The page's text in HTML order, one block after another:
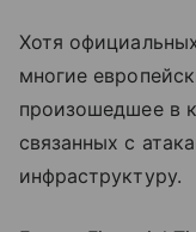
Хотя
многие
произошедшее в
связанных с
инфраструктуру.